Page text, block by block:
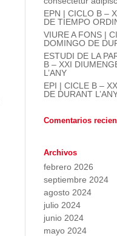
EPN | CICLO B –
DE TIEMPO
VIURE A FONS |
DOMINGO DE
ESTUDI DE LA
B – XXI
L’ANY
EPI | CICLE B –
DE DURANT
Comentarios
Archivos
febrero 2026
septiembre 2024
agosto 2024
julio 2024
junio 2024
mayo 2024